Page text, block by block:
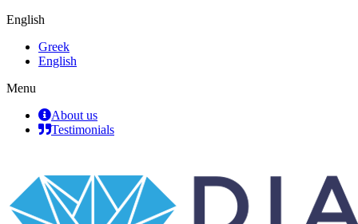
English
Greek
English
Menu
About us
Testimonials